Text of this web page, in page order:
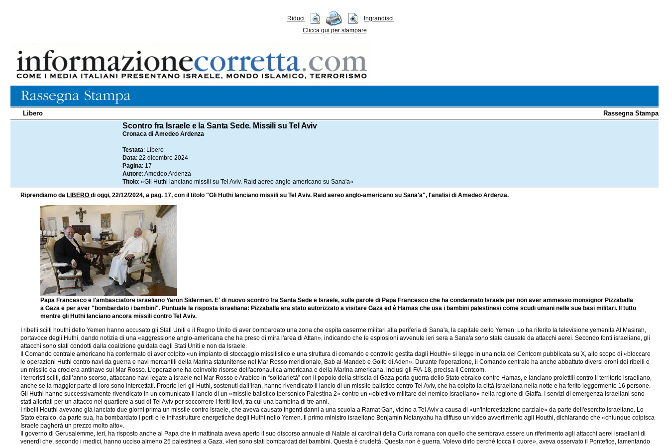
Riduci
Ingrandisci
Clicca qui per stampare
Libero Rassegna Stampa
Scontro fra Israele e la Santa Sede. Missili su Tel Aviv
Cronaca di Amedeo Ardenza
Testata: Libero
Data: 22 dicembre 2024
Pagina: 17
Autore: Amedeo Ardenza
Titolo: «Gli Huthi lanciano missili su Tel Aviv. Raid aereo anglo-americano su Sana'a»
Riprendiamo da LIBERO di oggi, 22/12/2024, a pag. 17, con il titolo "Gli Huthi lanciano missili su Tel Aviv. Raid aereo anglo-americano su Sana'a", l'analisi di Amedeo Ardenza.
Papa Francesco e l'ambasciatore israeliano Yaron Siderman. E' di nuovo scontro fra Santa Sede e Israele, sulle parole di Papa Francesco che ha condannato Israele per non aver ammesso monsignor Pizzaballa
a Gaza e per aver "bombardato i bambini". Puntuale la risposta israeliana: Pizzaballa era stato autorizzato a visitare Gaza ed è Hamas che usa i bambini palestinesi come scudi umani nelle sue basi militari. Il tutto
mentre gli Huthi lanciano ancora missili contro Tel Aviv.
I ribelli sciiti houthi dello Yemen hanno accusato gli Stati Uniti e il Regno Unito di aver bombardato una zona che ospita caserme militari alla periferia di Sana'a, la capitale dello Yemen. Lo ha riferito la televisione yemenita Al Masirah,
portavoce degli Huthi, dando notizia di una «aggressione anglo-americana che ha preso di mira l'area di Attan», indicando che le esplosioni avvenute ieri sera a Sana'a sono state causate da attacchi aerei. Secondo fonti israeliane, gli
attacchi sono stati condotti dalla coalizione guidata dagli Stati Uniti e non da Israele.
Il Comando centrale americano ha confermato di aver colpito «un impianto di stoccaggio missilistico e una struttura di comando e controllo gestita dagli Houthi» si legge in una nota del Centcom pubblicata su X, allo scopo di «bloccare
le operazioni Huthi contro navi da guerra e navi mercantili della Marina statunitense nel Mar Rosso meridionale, Bab al-Mandeb e Golfo di Aden». Durante l'operazione, il Comando centrale ha anche abbattuto diversi droni dei ribelli e
un missile da crociera antinave sul Mar Rosso. L'operazione ha coinvolto risorse dell'aeronautica americana e della Marina americana, inclusi gli F/A-18, precisa il Centcom.
I terroristi sciiti, dall’anno scorso, attaccano navi legate a Israele nel Mar Rosso e Arabico in “solidarietà” con il popolo della striscia di Gaza perla guerra dello Stato ebraico contro Hamas, e lanciano proiettili contro il territorio israeliano,
anche se la maggior parte di loro sono intercettati. Proprio ieri gli Huthi, sostenuti dall’Iran, hanno rivendicato il lancio di un missile balistico contro Tel Aviv, che ha colpito la città israeliana nella notte e ha ferito leggermente 16 persone.
Gli Huthi hanno successivamente rivendicato in un comunicato il lancio di un «missile balistico ipersonico Palestina 2» contro un «obiettivo militare del nemico israeliano» nella regione di Giaffa. I servizi di emergenza israeliani sono
stati allertati per un attacco nel quartiere a sud di Tel Aviv per soccorrere i feriti lievi, tra cui una bambina di tre anni.
I ribelli Houthi avevano già lanciato due giorni prima un missile contro Israele, che aveva causato ingenti danni a una scuola a Ramat Gan, vicino a Tel Aviv a causa di «un'intercettazione parziale» da parte dell'esercito israeliano. Lo
Stato ebraico, da parte sua, ha bombardato i porti e le infrastrutture energetiche degli Huthi nello Yemen. Il primo ministro israeliano Benjamin Netanyahu ha diffuso un video avvertimento agli Houthi, dichiarando che «chiunque colpisca
Israele pagherà un prezzo molto alto».
Il governo di Gerusalemme, ieri, ha risposto anche al Papa che in mattinata aveva aperto il suo discorso annuale di Natale ai cardinali della Curia romana con quello che sembrava essere un riferimento agli attacchi aerei israeliani di
venerdì che, secondo i medici, hanno ucciso almeno 25 palestinesi a Gaza. «Ieri sono stati bombardati dei bambini. Questa è crudeltà. Questa non è guerra. Volevo dirlo perché tocca il cuore», aveva osservato il Pontefice, lamentando